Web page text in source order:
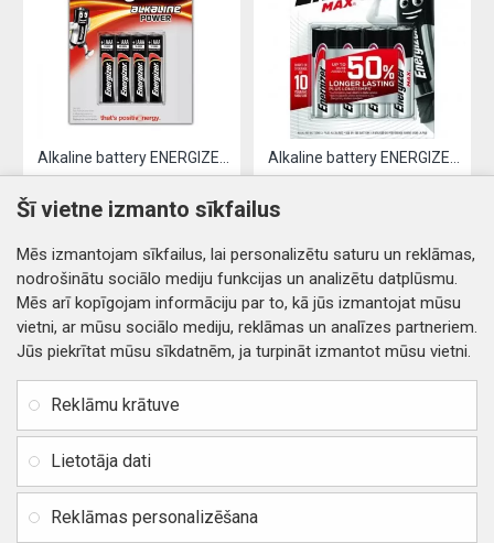
Kontakti
Distances līgums
Privātuma politika
Preču un naudas atgriešana
Rekvizīti
Jur. adrese: Zasulauka iela
Reģ. Nr. 40103717618,
Šī vietne izmanto sīkfailus
Mēs izmantojam sīkfailus, lai personalizētu saturu un reklāmas,
nodrošinātu sociālo mediju funkcijas un analizētu datplūsmu.
Mēs arī kopīgojam informāciju par to, kā jūs izmantojat mūsu
vietni, ar mūsu sociālo mediju, reklāmas un analīzes partneriem.
Jūs piekrītat mūsu sīkdatnēm, ja turpināt izmantot mūsu vietni.
Reklāmu krātuve
Lietotāja dati
Reklāmas personalizēšana